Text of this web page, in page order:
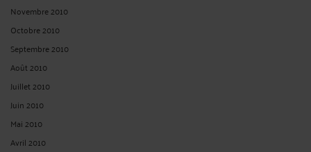
Novembre 2010
Octobre 2010
Septembre 2010
Août 2010
Juillet 2010
Juin 2010
Mai 2010
Avril 2010